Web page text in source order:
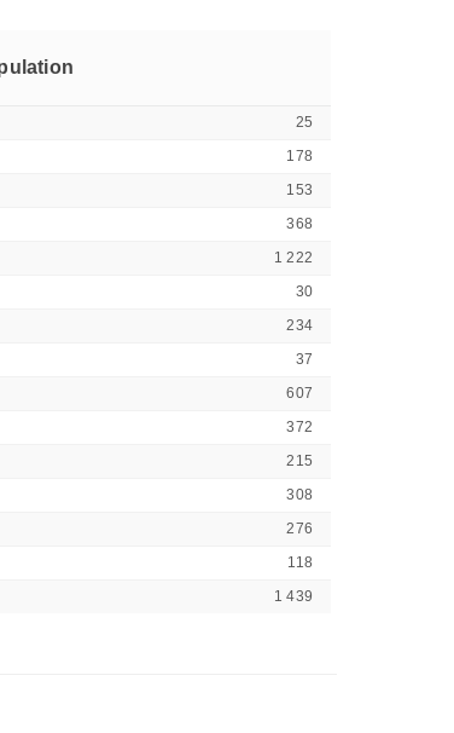
25
178
153
368
1 222
30
234
37
607
372
215
308
276
118
1 439